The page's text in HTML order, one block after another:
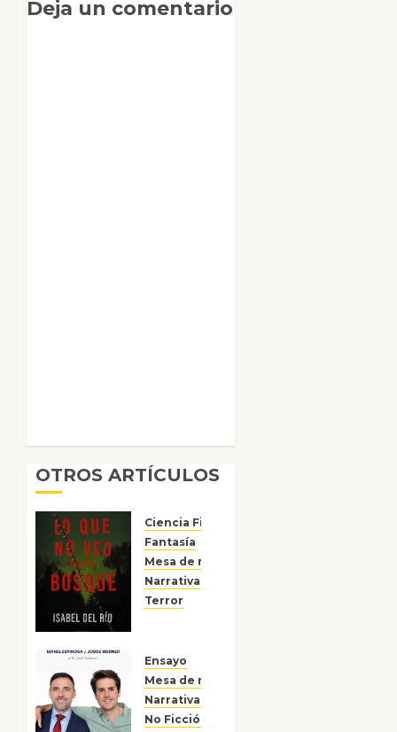
Deja un comentario
OTROS ARTÍCULOS
Ciencia Ficción
Fantasía
Mesa de novedades
Narrativa
Terror
en el
bosque
15 DE
Ensayo
Mesa de novedades
Narrativa
No Ficción